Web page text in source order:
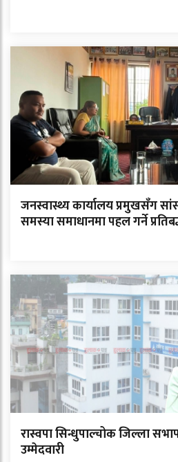
जनस्वास्थ्य कार्यालय प्रमुखसँग
समस्या समाधानमा पहल गर्ने
रास्वपा सिन्धुपाल्चोक जिल्ला
उम्मेदवारी